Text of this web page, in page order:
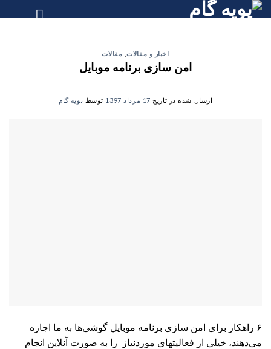
Skip
اخبار و مقالات, مقالات
امن سازی برنامه موبایل
ارسال شده در تاریخ 17 مرداد 1397 توسط پویه گام
۶ راهکار برای امن سازی برنامه موبایل گوشی‌ها به ما اجازه
می‌دهند، خیلی از فعالیتهای موردنیاز را به صورت آنلاین انجام